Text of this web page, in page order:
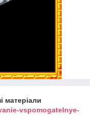
матеріали
vspomogatelnye-